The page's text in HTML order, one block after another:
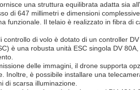
una struttura equilibrata adatta sia
di 647 millimetri e dimensioni
funzionale. Il telaio è realizzato in fibra di
controllo di volo è dotato di un controller
è una robusta unità ESC singola DV
delle immagini, il drone supporta
Inoltre, è possibile installare una
di scarsa illuminazione.